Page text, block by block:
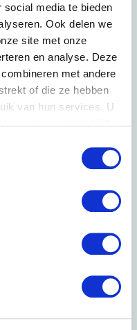
media te bieden
Ook delen we
site met onze
en analyse. Deze
met andere
of die ze hebben
van hun services. U
júist als scale-up
uit het